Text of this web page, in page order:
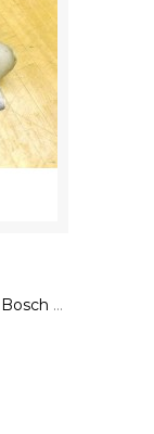
Anlasser Starter Alfa Romeo 147 Bosch A152 12v 0001107411